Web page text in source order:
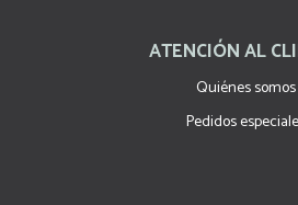
ATENCIÓN AL
Quiénes somos
Pedidos